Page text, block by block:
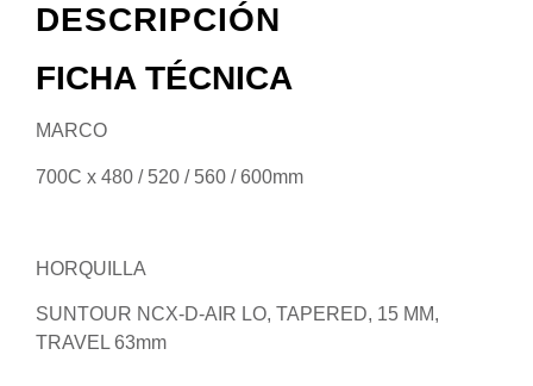
DESCRIPCIÓN
FICHA TÉCNICA
MARCO
700C x 480 / 520 / 560 / 600mm
HORQUILLA
SUNTOUR NCX-D-AIR LO, TAPERED, 15 MM,
TRAVEL 63mm